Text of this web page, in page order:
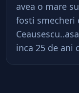
avea o mare
fosti smecheri
inca 25 de ani